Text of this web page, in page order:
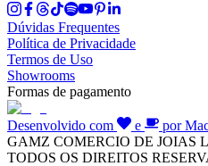
Dúvidas Frequentes
Política de Privacidade
Termos de Uso
Showrooms
Formas de pagamento
Desenvolvido com e
por
GAMZ COMERCIO DE JOIAS
TODOS OS DIREITOS